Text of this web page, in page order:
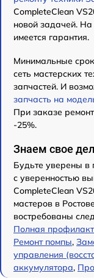
CompleteClean
новой задачей.
имеется гарантия.
Минимальные
сеть мастерских
запчастей. И
запчасть на
При заказе
-25%.
Знаем свое
Будьте уверены в
с уверенностью
CompleteClean
мастеров в
востребованы
Полная
Ремонт помпы,
управления
аккумулятора,